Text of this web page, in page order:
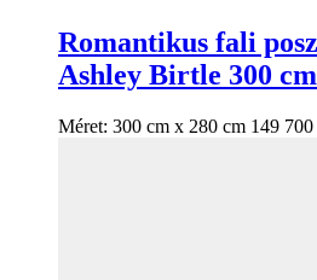
Romantikus fali
Ashley Birtle 300
Méret: 300 cm x 280 cm 149 700